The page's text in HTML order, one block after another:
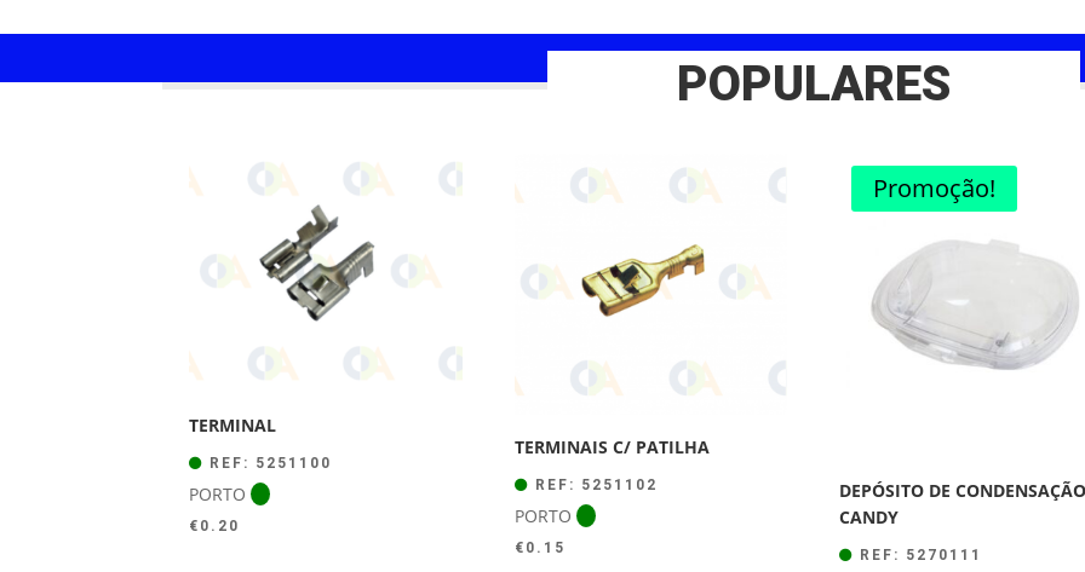
POPULARES
TERMINAL
REF: 5251100
PORTO
€ 0.20
TERMINAIS C/ PATILHA
REF: 5251102
PORTO
€ 0.15
Promoção!
DEPÓSITO DE
CANDY
REF: 5270111